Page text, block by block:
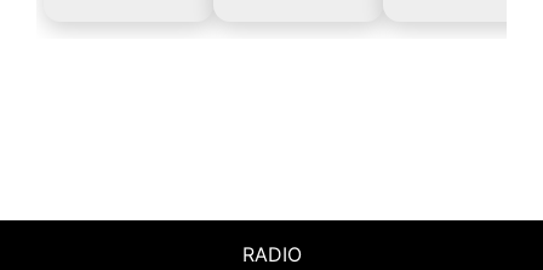
RADIO